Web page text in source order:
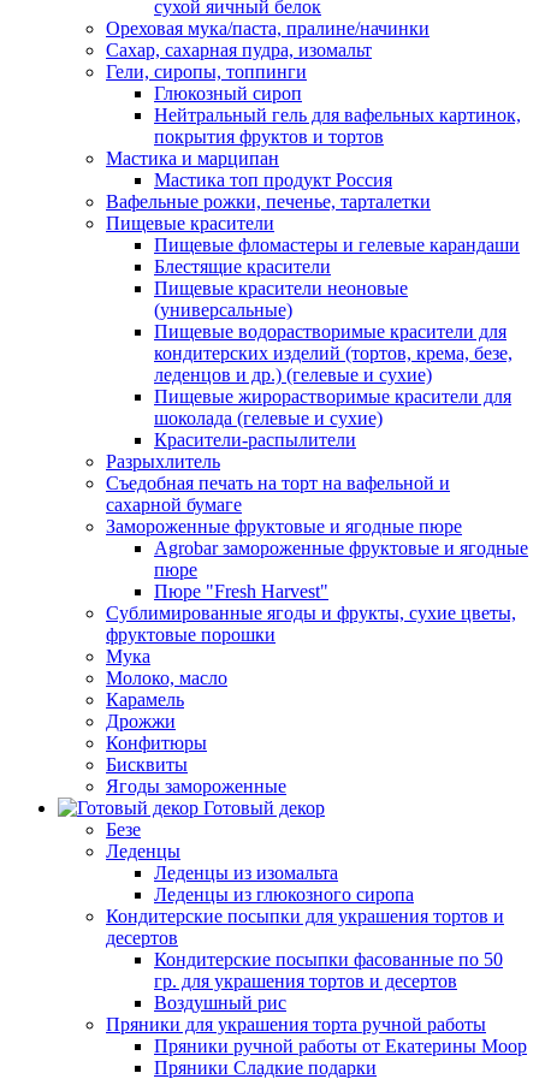
сухой яичный белок
Ореховая мука/паста, пралине/начинки
Сахар, сахарная пудра, изомальт
Гели, сиропы, топпинги
Глюкозный сироп
Нейтральный гель для вафельных картинок,
покрытия фруктов и тортов
Мастика и марципан
Мастика топ продукт Россия
Вафельные рожки, печенье, тарталетки
Пищевые красители
Пищевые фломастеры и гелевые карандаши
Блестящие красители
Пищевые красители неоновые
(универсальные)
Пищевые водорастворимые красители для
кондитерских изделий (тортов, крема, безе,
леденцов и др.) (гелевые и сухие)
Пищевые жирорастворимые красители для
шоколада (гелевые и сухие)
Красители-распылители
Разрыхлитель
Съедобная печать на торт на вафельной и
сахарной бумаге
Замороженные фруктовые и ягодные пюре
Agrobar замороженные фруктовые и ягодные
пюре
Пюре "Fresh Harvest"
Сублимированные ягоды и фрукты, сухие цветы,
фруктовые порошки
Мука
Молоко, масло
Карамель
Дрожжи
Конфитюры
Бисквиты
Ягоды замороженные
Готовый декор
Безе
Леденцы
Леденцы из изомальта
Леденцы из глюкозного сиропа
Кондитерские посыпки для украшения тортов и
десертов
Кондитерские посыпки фасованные по 50
гр. для украшения тортов и десертов
Воздушный рис
Пряники для украшения торта ручной работы
Пряники ручной работы от Екатерины Моор
Пряники Сладкие подарки